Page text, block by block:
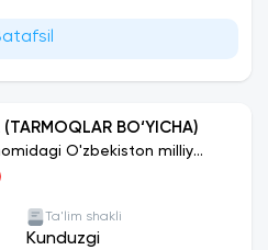
BO‘YICHA)
O'zbekiston milliy
Ta'lim shakli
Kunduzgi